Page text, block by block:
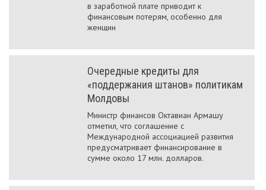
в заработной плате приводит к
финансовым потерям, особенно для
женщин
Очередные кредиты для
«поддержания штанов» политикам
Молдовы
Министр финансов Октавиан Армашу
отметил, что соглашение с
Международной ассоциацией развития
предусматривает финансирование в
сумме около 17 млн. долларов.